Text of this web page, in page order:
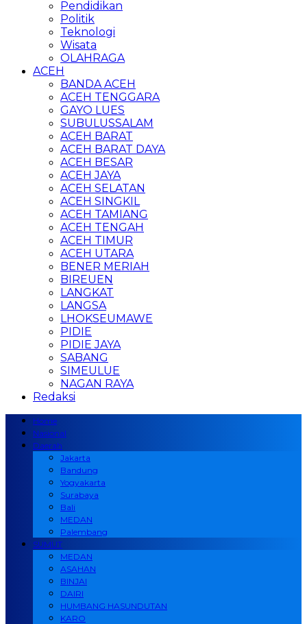
Pendidikan
Politik
Teknologi
Wisata
OLAHRAGA
ACEH
BANDA ACEH
ACEH TENGGARA
GAYO LUES
SUBULUSSALAM
ACEH BARAT
ACEH BARAT DAYA
ACEH BESAR
ACEH JAYA
ACEH SELATAN
ACEH SINGKIL
ACEH TAMIANG
ACEH TENGAH
ACEH TIMUR
ACEH UTARA
BENER MERIAH
BIREUEN
LANGKAT
LANGSA
LHOKSEUMAWE
PIDIE
PIDIE JAYA
SABANG
SIMEULUE
NAGAN RAYA
Redaksi
Home
Nasional
Daerah
Jakarta
Bandung
Yogyakarta
Surabaya
Bali
MEDAN
Palembang
SUMUT
MEDAN
ASAHAN
BINJAI
DAIRI
HUMBANG HASUNDUTAN
KARO